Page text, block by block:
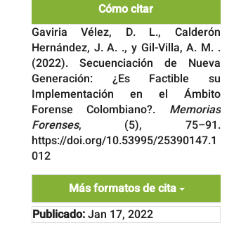
Cómo citar
Gaviria Vélez, D. L., Calderón
Hernández, J. A. ., y Gil-Villa, A. M. .
(2022). Secuenciación de Nueva
Generación: ¿Es Factible su
Implementación en el Ámbito
Forense Colombiano?. Memorias
Forenses, (5), 75–91.
https://doi.org/10.53995/25390147.1
012
Más formatos de cita
Publicado:Jan 17, 2022